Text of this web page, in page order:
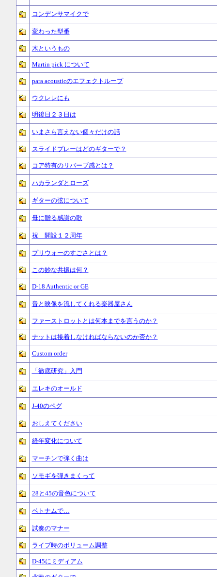
コンデンサマイクで
変わった型番
木というもの
Martin pick について
para acousticのエフェクトループ
ウクレレにも
明後日２３日は
いまさら言えない個々だけの話
スライドプレーはどのギターで？
コア特有のリバーブ感とは？
ハカランダとローズ
ギターの弦について
母に贈る感謝の歌
祝 開設１２周年
プリウォーのすごさとは？
この妙な共振は何？
D-18 Authentic or GE
音と映像を流してくれる楽器屋さん
ファーストロットとは何本までを言うのか？
ナットは接着しなければならないのか否か？
Custom order
「徹底研究」入門
エレキのオールド
J-40のペグ
おしえてください
経年変化について
マーチンで弾く曲は
ソモギを弾きまくって
28と45の音色について
ベトナムで…
試奏のマナー
ライブ時のボリューム調整
D-45にミディアム